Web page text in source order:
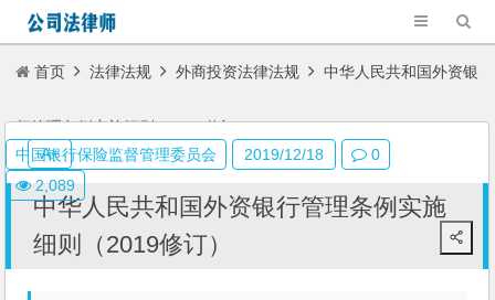
首页 法律法规 外商投资法律法规 中华人民共和国外资银
行管理条例实施细则（2019修订）
中华人民共和国外资银行管理条例实施
细则（2019修订）
中国银行保险监督管理委员会 2019/12/18
0
2,089
A+